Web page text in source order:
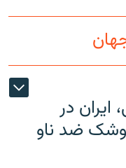
ایران در
ضد ناو